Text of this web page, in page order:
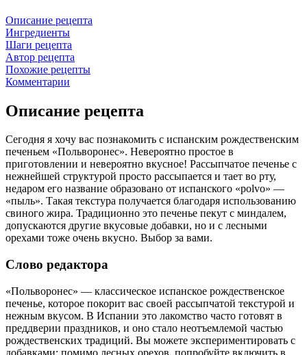
Описание рецепта
Ингредиенты
Шаги рецепта
Автор рецепта
Похожие рецепты
Комментарии
Описание рецепта
Сегодня я хочу вас познакомить с испанским рождественским
печеньем «Польворонес». Невероятно простое в
приготовлении и невероятно вкусное! Рассыпчатое печенье с
нежнейшей структурой просто рассыпается и тает во рту,
недаром его название образовано от испанского «polvo» —
«пыль». Такая текстура получается благодаря использованию
свиного жира. Традиционно это печенье пекут с миндалем,
допускаются другие вкусовые добавки, но и с лесными
орехами тоже очень вкусно. Выбор за вами.
Слово редактора
«Польворонес» — классическое испанское рождественское
печенье, которое покорит вас своей рассыпчатой текстурой и
нежным вкусом. В Испании это лакомство часто готовят в
преддверии праздников, и оно стало неотъемлемой частью
рождественских традиций. Вы можете экспериментировать с
добавками: помимо лесных орехов, попробуйте включить в